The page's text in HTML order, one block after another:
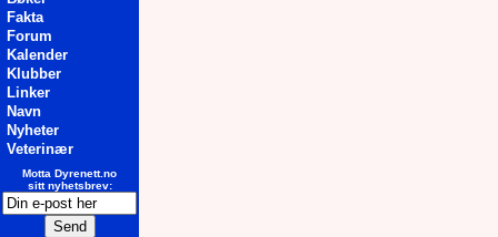
Fakta
Forum
Kalender
Klubber
Linker
Navn
Nyheter
Veterinær
Motta Dyrenett.no
sitt nyhetsbrev: